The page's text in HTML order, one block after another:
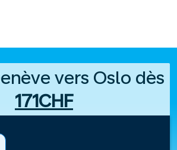
vers Oslo dès
171CHF